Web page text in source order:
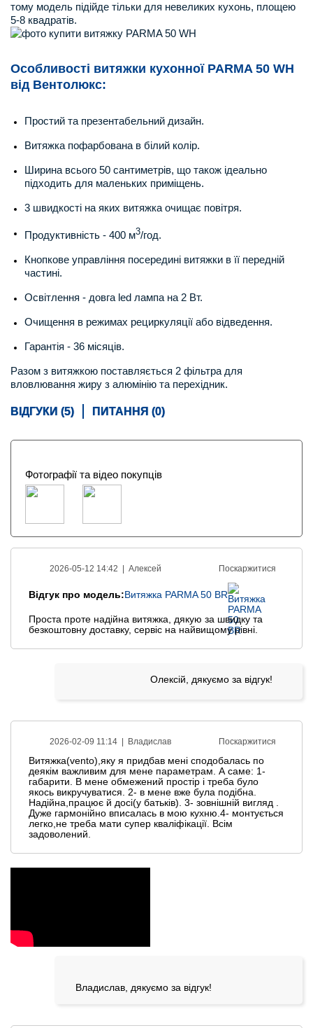
тому модель підійде тільки для невеликих кухонь, площею
5-8 квадратів.
Особливості витяжки кухонної PARMA 50 WH
від Вентолюкс:
Простий та презентабельний дизайн.
Витяжка пофарбована в білий колір.
Ширина всього 50 сантиметрів, що також ідеально
підходить для маленьких приміщень.
3 швидкості на яких витяжка очищає повітря.
Продуктивність - 400 м3/год.
Кнопкове управління посередині витяжки в її передній
частині.
Освітлення - довга led лампа на 2 Вт.
Очищення в режимах рециркуляції або відведення.
Гарантія - 36 місяців.
Разом з витяжкою поставляється 2 фільтра для
вловлювання жиру з алюмінію та перехідник.
ВІДГУКИ (5) ПИТАННЯ (0)
Фотографії та відео покупців
2026-05-12 14:42 | Алексей Поскаржитися
Відгук про модель:Витяжка PARMA 50 BR
Проста проте надійна витяжка, дякую за швидку та
безкоштовну доставку, сервіс на найвищому рівні.
Олексій, дякуємо за відгук!
2026-02-09 11:14 | Владислав Поскаржитися
Витяжка(vento),яку я придбав мені сподобалась по
деякім важливим для мене параметрам. А саме: 1-
габарити. В мене обмежений простір і треба було
якось викручуватися. 2- в мене вже була подібна.
Надійна,працює й досі(у батьків). 3- зовнішній вигляд .
Дуже гармонійно вписалась в мою кухню.4- монтується
легко,не треба мати супер кваліфікації. Всім
задоволений.
Владислав, дякуємо за відгук!